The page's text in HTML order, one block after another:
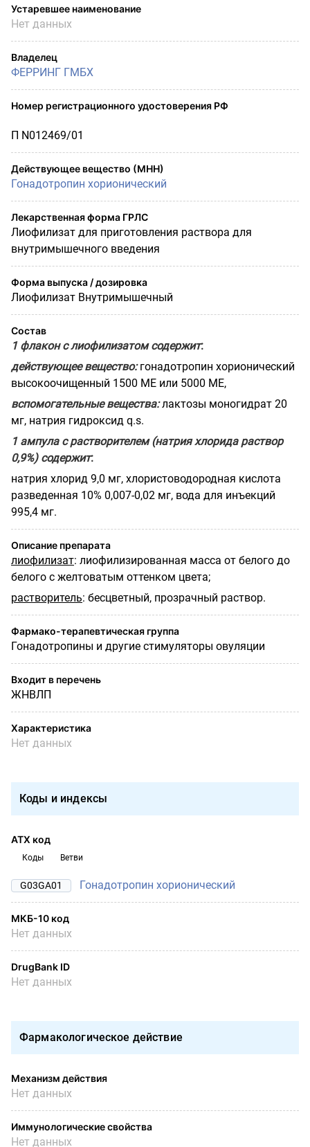
Устаревшее наименование
Нет данных
Владелец
ФЕРРИНГ ГМБХ
Номер регистрационного удостоверения РФ
П N012469/01
Действующее вещество (МНН)
Гонадотропин хорионический
Лекарственная форма ГРЛС
Лиофилизат для приготовления раствора для
внутримышечного введения
Форма выпуска / дозировка
Лиофилизат Внутримышечный
Состав
1 флакон с лиофилизатом содержит:
действующее вещество:гонадотропин хорионический
высокоочищенный 1500 ME или 5000 ME,
вспомогательные вещества:лактозы моногидрат 20
мг, натрия гидроксид q.s.
1 ампула с растворителем (натрия хлорида раствор
0,9%) содержит:
натрия хлорид 9,0 мг, хлористоводородная кислота
разведенная 10% 0,007-0,02 мг, вода для инъекций
995,4 мг.
Описание препарата
лиофилизат: лиофилизированная масса от белого до
белого с желтоватым оттенком цвета;
растворитель: бесцветный, прозрачный раствор.
Фармако-терапевтическая группа
Гонадотропины и другие стимуляторы овуляции
Входит в перечень
ЖНВЛП
Характеристика
Нет данных
Коды и индексы
АТХ код
Коды Ветви
G03GA01 Гонадотропин хорионический
МКБ-10 код
Нет данных
DrugBank ID
Нет данных
Фармакологическое действие
Механизм действия
Нет данных
Иммунологические свойства
Нет данных